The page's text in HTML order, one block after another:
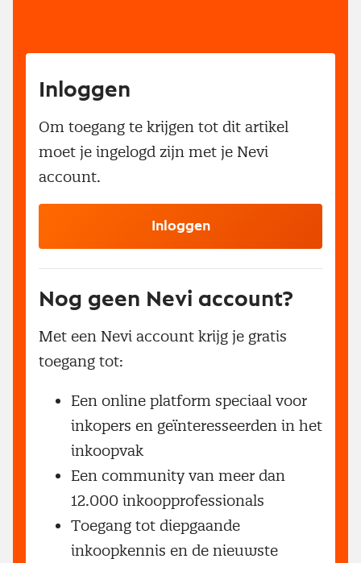
Inloggen
Om toegang te krijgen tot dit artikel
moet je ingelogd zijn met je Nevi
account.
Inloggen
Nog geen Nevi account?
Met een Nevi account krijg je gratis
toegang tot:
Een online platform speciaal voor
inkopers en geïnteresseerden in het
inkoopvak
Een community van meer dan
12.000 inkoopprofessionals
Toegang tot diepgaande
inkoopkennis en de nieuwste